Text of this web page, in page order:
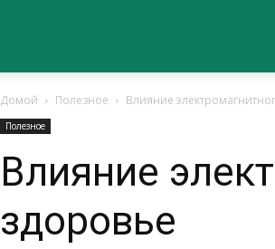
о
здоровье
Домой Полезное Влияние
Полезное
Влияние
здоровье